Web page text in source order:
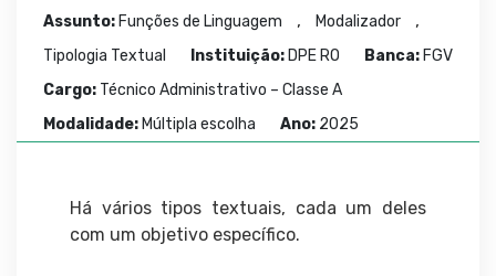
Assunto: Funções de Linguagem , Modalizador ,
Tipologia Textual Instituição: DPE RO Banca: FGV
Cargo: Técnico Administrativo – Classe A
Modalidade: Múltipla escolha Ano: 2025
Há vários tipos textuais, cada um deles
com um objetivo específico.